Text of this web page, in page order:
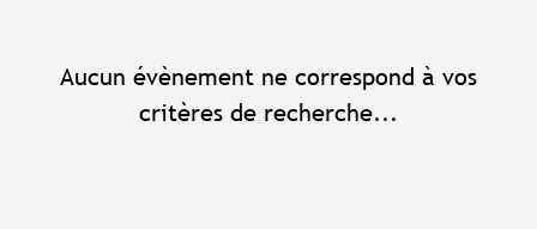
Aucun évènement ne correspond à vos
critères de recherche...